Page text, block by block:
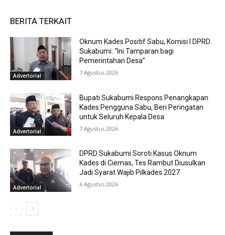
BERITA TERKAIT
Advertorial
Oknum Kades Positif Sabu, Komisi I DPRD
Sukabumi: “Ini Tamparan bagi
Pemerintahan Desa”
7 Agustus 2026
Advertorial
Bupati Sukabumi Respons Penangkapan
Kades Pengguna Sabu, Beri Peringatan
untuk Seluruh Kepala Desa
7 Agustus 2026
Advertorial
DPRD Sukabumi Soroti Kasus Oknum
Kades di Ciemas, Tes Rambut Diusulkan
Jadi Syarat Wajib Pilkades 2027
6 Agustus 2026